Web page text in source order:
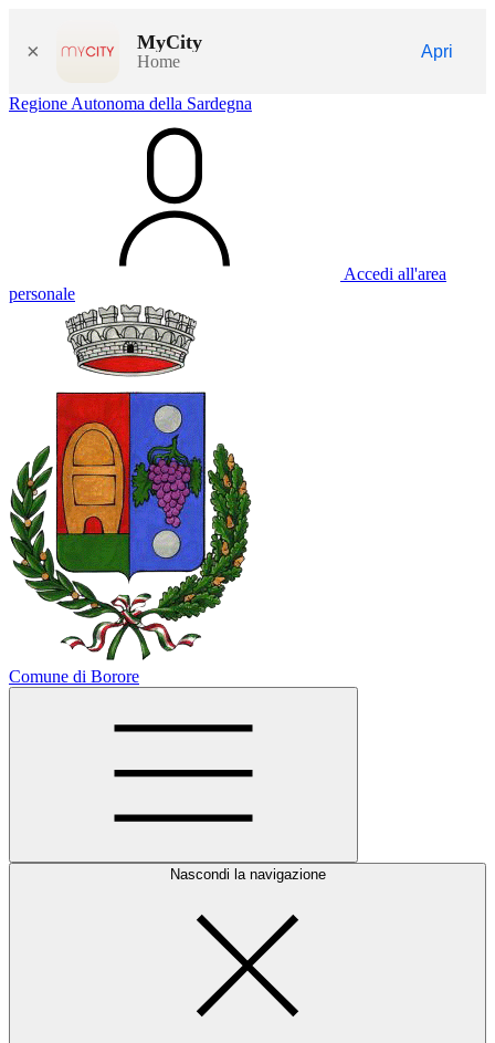
× MyCity
Home
Apri
Regione Autonoma della Sardegna
Accedi all'area
personale
Comune di Borore
Nascondi la navigazione